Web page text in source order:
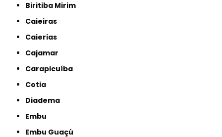
Biritiba Mirim
Caieiras
Caierias
Cajamar
Carapicuíba
Cotia
Diadema
Embu
Embu Guaçú